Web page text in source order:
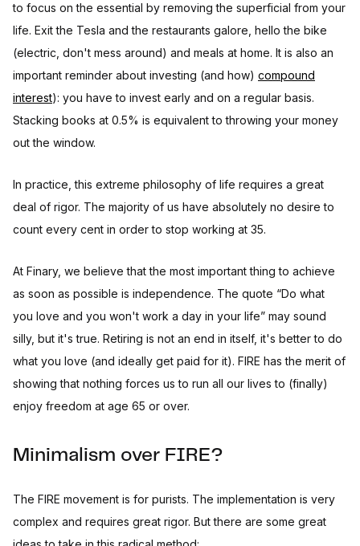
to focus on the essential by removing the superficial from your
life. Exit the Tesla and the restaurants galore, hello the bike
(electric, don't mess around) and meals at home. It is also an
important reminder about investing (and how) compound
interest): you have to invest early and on a regular basis.
Stacking books at 0.5% is equivalent to throwing your money
out the window.
In practice, this extreme philosophy of life requires a great
deal of rigor. The majority of us have absolutely no desire to
count every cent in order to stop working at 35.
At Finary, we believe that the most important thing to achieve
as soon as possible is independence. The quote “Do what
you love and you won't work a day in your life” may sound
silly, but it's true. Retiring is not an end in itself, it's better to do
what you love (and ideally get paid for it). FIRE has the merit of
showing that nothing forces us to run all our lives to (finally)
enjoy freedom at age 65 or over.
Minimalism over FIRE?
The FIRE movement is for purists. The implementation is very
complex and requires great rigor. But there are some great